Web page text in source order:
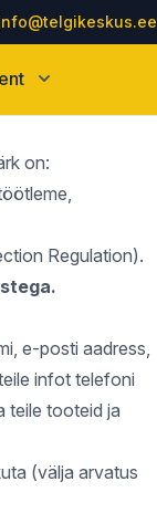
on:
Regulation).
e-posti aadress,
infot telefoni
teile tooteid ja
(välja arvatus